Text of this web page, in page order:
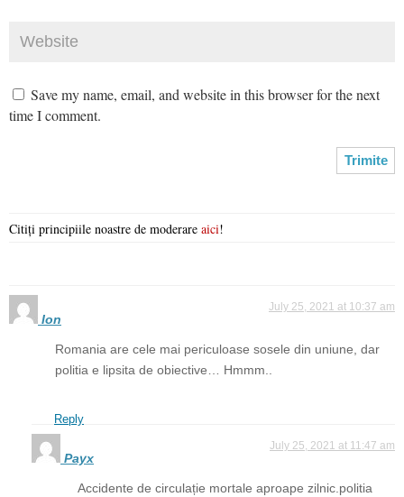
Save my name, email, and website in this browser for the next
time I comment.
Citiți principiile noastre de moderare aici!
Ion
July 25, 2021 at 10:37 am
Romania are cele mai periculoase sosele din uniune, dar
politia e lipsita de obiective… Hmmm..
Reply
Payx
July 25, 2021 at 11:47 am
Accidente de circulație mortale aproape zilnic.politia